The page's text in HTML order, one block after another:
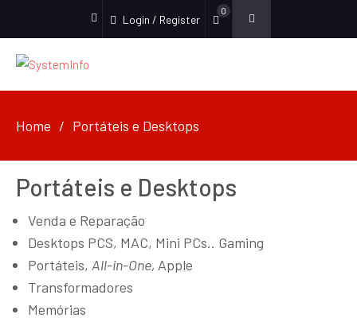
facebook
Login / Register
0
Home Portáteis e Desktops
Portáteis e Desktops
Venda e Reparação
Desktops PCS, MAC, Mini PCs.. Gaming
Portáteis, All-in-One, Apple
Transformadores
Memórias